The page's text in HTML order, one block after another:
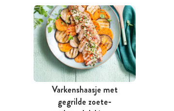
Varkenshaasje met
gegrilde zoete-